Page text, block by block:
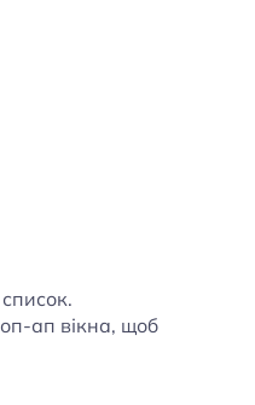
ап вікна, щоб